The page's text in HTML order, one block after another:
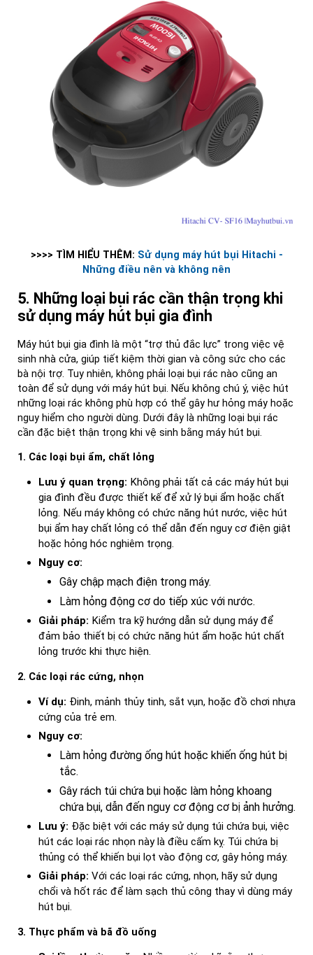
>>>> TÌM HIỂU THÊM: Sử dụng máy hút bụi Hitachi -
Những điều nên và không nên
5. Những loại bụi rác cần thận trọng khi
sử dụng máy hút bụi gia đình
Máy hút bụi gia đình là một “trợ thủ đắc lực” trong việc vệ
sinh nhà cửa, giúp tiết kiệm thời gian và công sức cho các
bà nội trợ. Tuy nhiên, không phải loại bụi rác nào cũng an
toàn để sử dụng với máy hút bụi. Nếu không chú ý, việc hút
những loại rác không phù hợp có thể gây hư hỏng máy hoặc
nguy hiểm cho người dùng. Dưới đây là những loại bụi rác
cần đặc biệt thận trọng khi vệ sinh bằng máy hút bụi.
1. Các loại bụi ẩm, chất lỏng
Lưu ý quan trọng: Không phải tất cả các máy hút bụi
gia đình đều được thiết kế để xử lý bụi ẩm hoặc chất
lỏng. Nếu máy không có chức năng hút nước, việc hút
bụi ẩm hay chất lỏng có thể dẫn đến nguy cơ điện giật
hoặc hỏng hóc nghiêm trọng.
Nguy cơ:
Gây chập mạch điện trong máy.
Làm hỏng động cơ do tiếp xúc với nước.
Giải pháp: Kiểm tra kỹ hướng dẫn sử dụng máy để
đảm bảo thiết bị có chức năng hút ẩm hoặc hút chất
lỏng trước khi thực hiện.
2. Các loại rác cứng, nhọn
Ví dụ: Đinh, mảnh thủy tinh, sắt vụn, hoặc đồ chơi nhựa
cứng của trẻ em.
Nguy cơ:
Làm hỏng đường ống hút hoặc khiến ống hút bị
tắc.
Gây rách túi chứa bụi hoặc làm hỏng khoang
chứa bụi, dẫn đến nguy cơ động cơ bị ảnh hưởng.
Lưu ý: Đặc biệt với các máy sử dụng túi chứa bụi, việc
hút các loại rác nhọn này là điều cấm kỵ. Túi chứa bị
thủng có thể khiến bụi lọt vào động cơ, gây hỏng máy.
Giải pháp: Với các loại rác cứng, nhọn, hãy sử dụng
chổi và hốt rác để làm sạch thủ công thay vì dùng máy
hút bụi.
3. Thực phẩm và bã đồ uống